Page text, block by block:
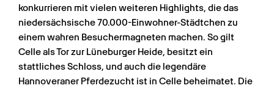
konkurrieren mit vielen weiteren Highlights, die das
niedersächsische 70.000-Einwohner-Städtchen zu
einem wahren Besuchermagneten machen. So gilt
Celle als Tor zur Lüneburger Heide, besitzt ein
stattliches Schloss, und auch die legendäre
Hannoveraner Pferdezucht ist in Celle beheimatet. Die